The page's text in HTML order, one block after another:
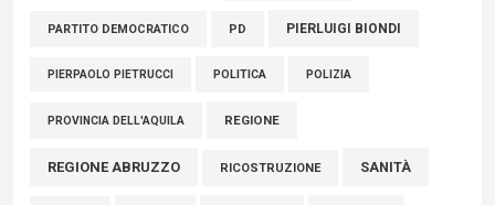
PARTITO DEMOCRATICO PD PIERLUIGI BIONDI
PIERPAOLO PIETRUCCI POLITICA POLIZIA
PROVINCIA DELL'AQUILA REGIONE
REGIONE ABRUZZO RICOSTRUZIONE SANITÀ